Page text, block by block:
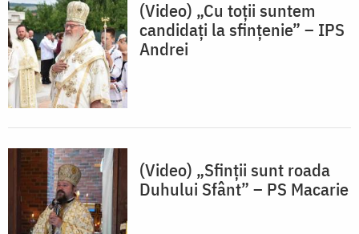
(Video) „Cu toții suntem
candidați la sfințenie” – IPS
Andrei
(Video) „Sfinții sunt roada
Duhului Sfânt” – PS Macarie